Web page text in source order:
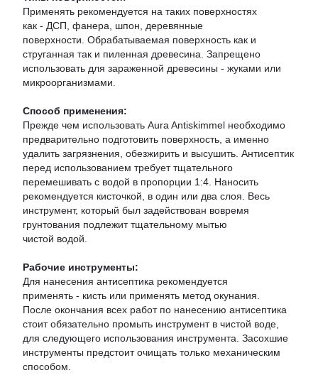
Применять рекомендуется на таких поверхностях
как - ДСП, фанера, шпон, деревянные
поверхности. Обрабатываемая поверхность как и
струганная так и пиленная древесина. Запрещено
использовать для зараженной древесины - жуками или
микроорганизмами.
Способ применения:
Прежде чем использовать Aura Antiskimmel необходимо
предварительно подготовить поверхность, а именно
удалить загрязнения, обезжирить и высушить. Антисептик
перед использованием требует тщательного
перемешивать с водой в пропорции 1:4. Наносить
рекомендуется кисточкой, в один или два слоя. Весь
инструмент, который был задействован вовремя
грунтования подлежит тщательному мытью
чистой водой.
Рабочие инструменты:
Для нанесения антисептика рекомендуется
применять - кисть или применять метод окунания.
После окончания всех работ по нанесению антисептика
стоит обязательно промыть инструмент в чистой воде,
для следующего использования инструмента. Засохшие
инструменты предстоит очищать только механическим
способом.